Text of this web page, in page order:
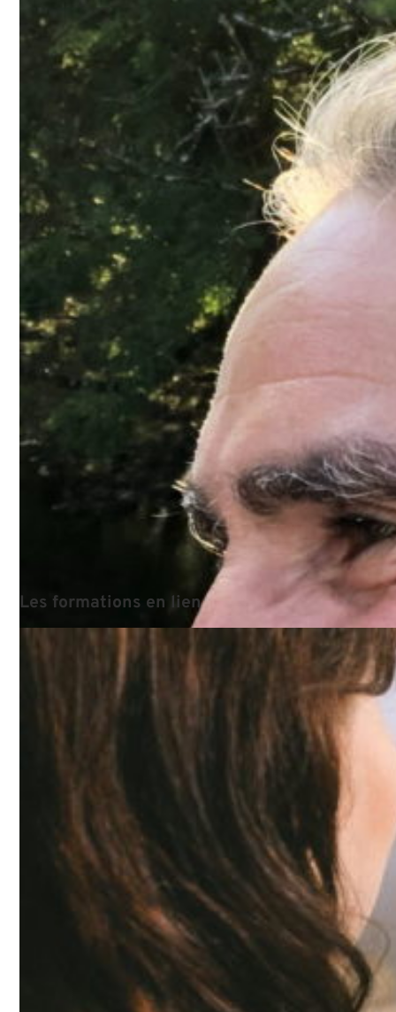
Anne-Julie Choffat
Responsable de formation
Catia Lopes
Coordinatrice de formation
Retours de participant.e.s
Cette formation peut aider
tout le monde a prendre de la
distance et à rester objectif
sur les conflits vécus au
travail.
Je la recommande vivement
car elle permet de nous faire
prendre conscience que
notre attitude joue un rôle
majeur dans les situations
conflictuelles.
Utilité, prise de conscience,
déblocage de certains
aspects de fonctionnements
possibles de l'individu,
prévention ou pistes de
réflexions de conflits
présents ou possibles, cela
permet d'être attentif/ve à la
problématique.
Je ne peux que recommander
cette formation même s'il y a
beaucoup de travail et
d'investissement personnel à
apporter. Le fruit, le résultat
Les formations en lien